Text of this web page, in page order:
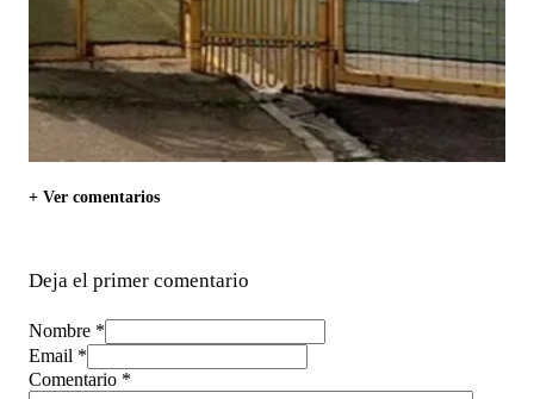
+ Ver comentarios
Deja el primer comentario
Nombre *
Email *
Comentario *